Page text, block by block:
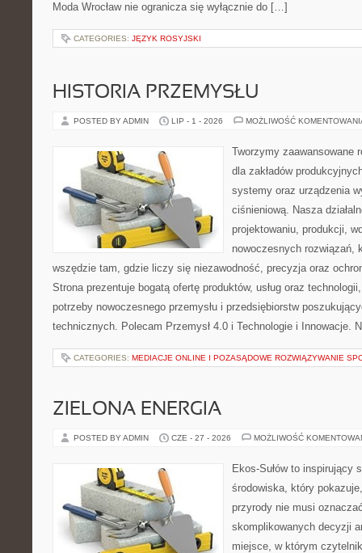
Moda Wrocław nie ogranicza się wyłącznie do […]
CATEGORIES: JĘZYK ROSYJSKI
HISTORIA PRZEMYSŁU
POSTED BY ADMIN LIP - 1 - 2026 MOŻLIWOŚĆ
Tworzymy zaawansowane
dla zakładów
systemy oraz urządzenia
ciśnieniową. Nasza
projektowaniu, produkcji,
nowoczesnych rozwiązań,
wszędzie tam, gdzie liczy się niezawodność, precyzja oraz
Strona prezentuje bogatą ofertę produktów, usług oraz
potrzeby nowoczesnego przemysłu i przedsiębiorstw
technicznych. Polecam Przemysł 4.0 i Technologie i Innowacje.
CATEGORIES: MEDIACJE ONLINE I POZASĄDOWE ROZWIĄZYWANIE
ZIELONA ENERGIA
POSTED BY ADMIN CZE - 27 - 2026 MOŻLIWOŚĆ
Ekos-Sułów to inspirujący
środowiska, który
przyrody nie musi
skomplikowanych decyzji
miejsce, w którym